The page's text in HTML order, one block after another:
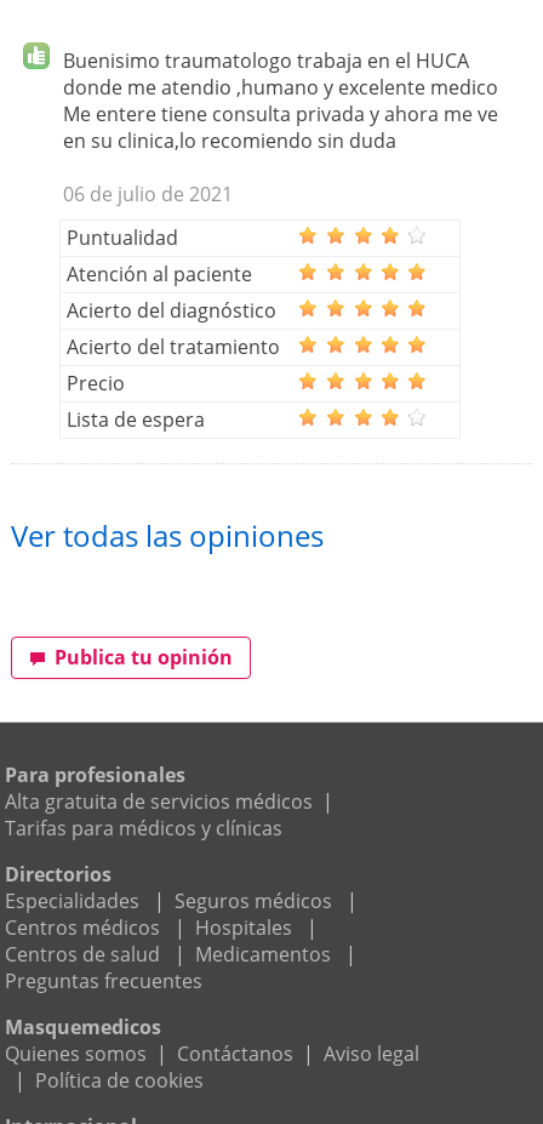
Buenisimo traumatologo trabaja en el HUCA
donde me atendio ,humano y excelente medico
Me entere tiene consulta privada y ahora me ve
en su clinica,lo recomiendo sin duda
06 de julio de 2021
Puntualidad
Atención al paciente
Acierto del diagnóstico
Acierto del tratamiento
Precio
Lista de espera
Ver todas las opiniones
Publica tu opinión
Para profesionales
Alta gratuita de servicios médicos |
Tarifas para médicos y clínicas
Directorios
Especialidades
| Seguros médicos
|
Centros médicos
| Hospitales
|
Centros de salud
| Medicamentos
|
Preguntas frecuentes
Masquemedicos
Quienes somos | Contáctanos | Aviso legal
| Política de cookies